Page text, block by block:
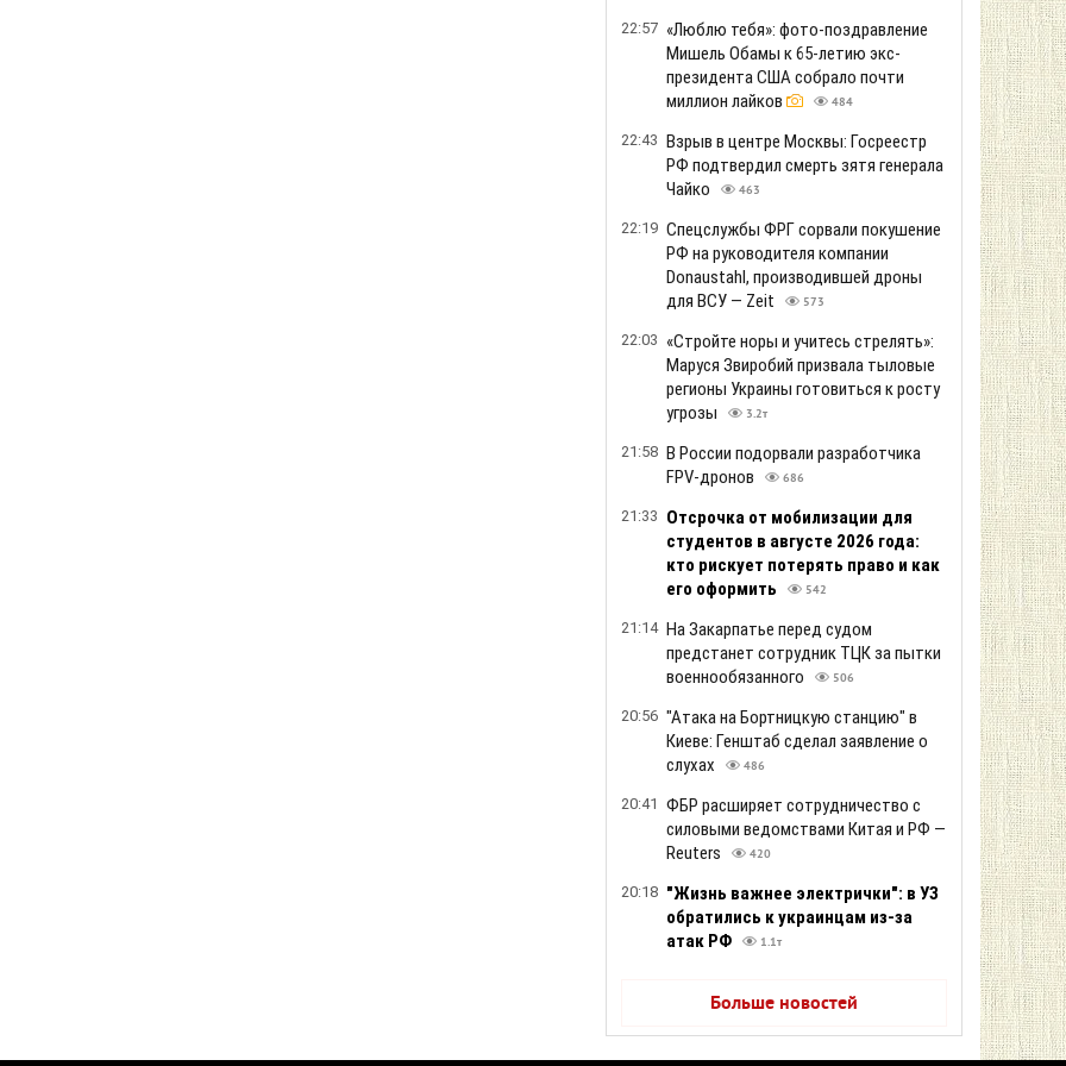
22:57 «Люблю тебя»: фото-поздравление
Мишель Обамы к 65-летию экс-
президента США собрало почти
миллион лайков
484
22:43 Взрыв в центре Москвы: Госреестр
РФ подтвердил смерть зятя генерала
Чайко
463
22:19 Спецслужбы ФРГ сорвали покушение
РФ на руководителя компании
Donaustahl, производившей дроны
для ВСУ — Zeit
573
22:03 «Стройте норы и учитесь стрелять»:
Маруся Звиробий призвала тыловые
регионы Украины готовиться к росту
угрозы
3.2т
21:58 В России подорвали разработчика
FPV-дронов
686
21:33 Отсрочка от мобилизации для
студентов в августе 2026 года:
кто рискует потерять право и как
его оформить
542
21:14 На Закарпатье перед судом
предстанет сотрудник ТЦК за пытки
военнообязанного
506
20:56 "Атака на Бортницкую станцию" в
Киеве: Генштаб сделал заявление о
слухах
486
20:41 ФБР расширяет сотрудничество с
силовыми ведомствами Китая и РФ —
Reuters
420
20:18 "Жизнь важнее электрички": в УЗ
обратились к украинцам из-за
атак РФ
1.1т
Больше новостей